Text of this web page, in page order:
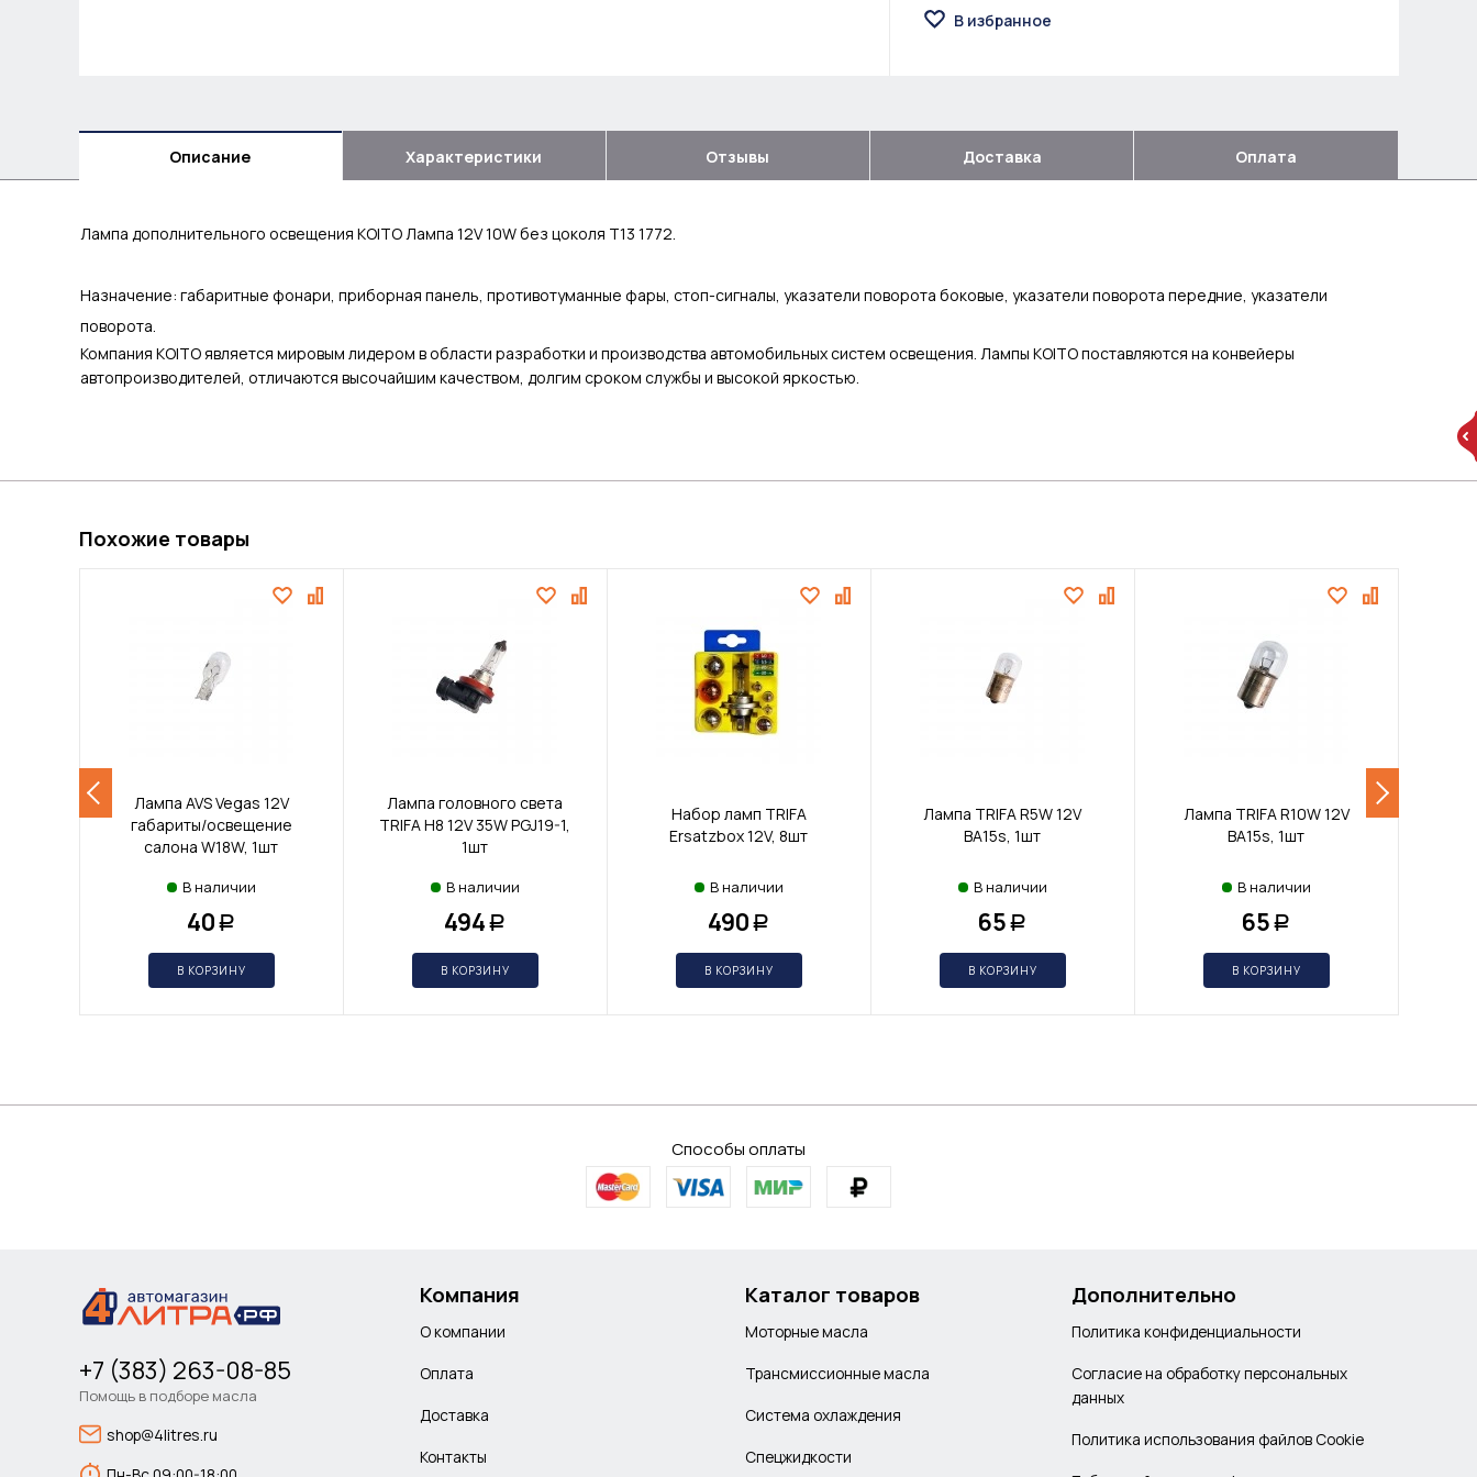
В избранное
Описание Характеристики Отзывы Доставка Оплата
Лампа дополнительного освещения KOITO Лампа 12V 10W без цоколя T13 1772.
Назначение: габаритные фонари, приборная панель, противотуманные фары, стоп-сигналы, указатели поворота боковые, указатели поворота передние, указатели
поворота.
Компания KOITO является мировым лидером в области разработки и производства автомобильных систем освещения. Лампы KOITO поставляются на конвейеры
автопроизводителей, отличаются высочайшим качеством, долгим сроком службы и высокой яркостью.
Похожие товары
Лампа AVS Vegas 12V
габариты/освещение
салона W18W, 1шт
В наличии
40 Р
В КОРЗИНУ
Лампа головного света
TRIFA H8 12V 35W PGJ19-1,
1шт
В наличии
494 Р
В КОРЗИНУ
Набор ламп TRIFA
Ersatzbox 12V, 8шт
В наличии
490 Р
В КОРЗИНУ
Лампа TRIFA R5W 12V
BA15s, 1шт
В наличии
65 Р
В КОРЗИНУ
Лампа TRIFA R10W 12V
BA15s, 1шт
В наличии
65 Р
В КОРЗИНУ
Способы оплаты
+7 (383) 263-08-85
Помощь в подборе масла
shop@4litres.ru
Компания
О компании
Оплата
Доставка
Контакты
Каталог товаров
Моторные масла
Трансмиссионные масла
Система охлаждения
Спецжидкости
Дополнительно
Политика конфиденциальности
Согласие на обработку персональных
данных
Политика использования файлов Cookie